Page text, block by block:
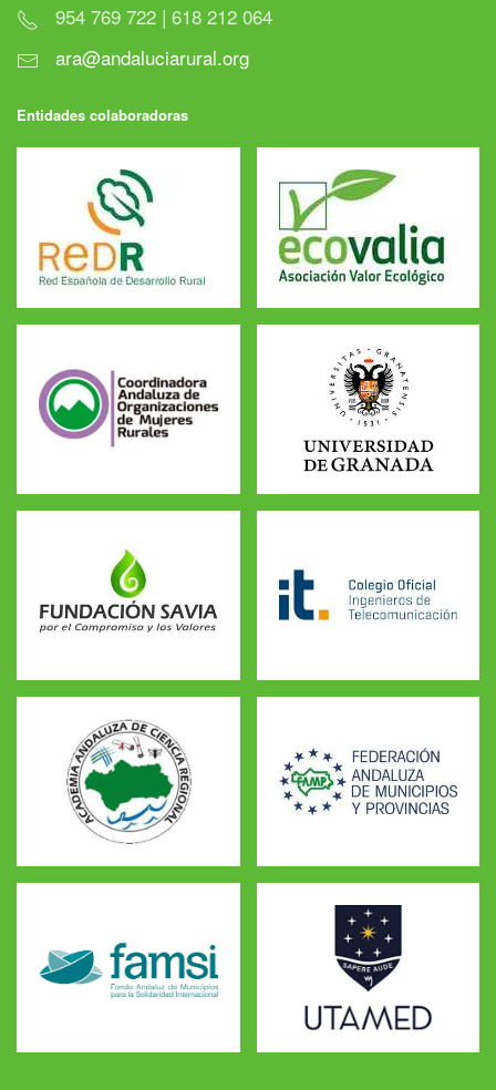
954 769 722 | 618 212 064
ara@andaluciarural.org
Entidades colaboradoras